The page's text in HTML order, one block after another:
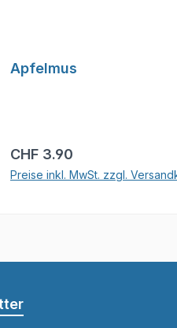
Apfelmus
Regulärer Preis:
CHF 3.90
Preise inkl. MwSt. zzgl.